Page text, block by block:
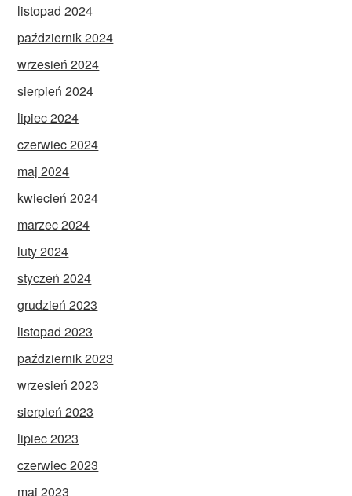
listopad 2024
październik 2024
wrzesień 2024
sierpień 2024
lipiec 2024
czerwiec 2024
maj 2024
kwiecień 2024
marzec 2024
luty 2024
styczeń 2024
grudzień 2023
listopad 2023
październik 2023
wrzesień 2023
sierpień 2023
lipiec 2023
czerwiec 2023
maj 2023